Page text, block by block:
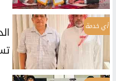
أي خدمة